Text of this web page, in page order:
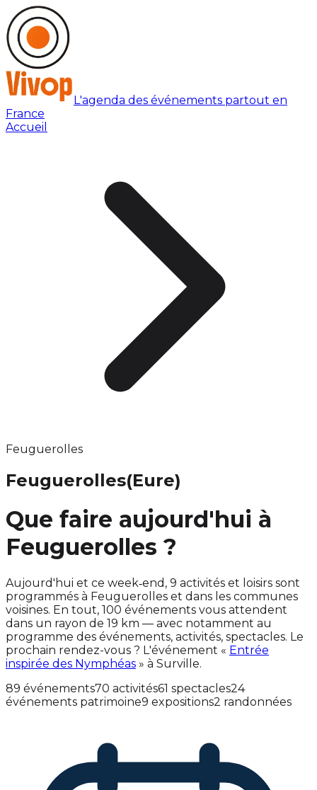
L'agenda des événements partout en
France
Accueil
Feuguerolles
Feuguerolles(Eure)
Que faire aujourd'hui à
Feuguerolles ?
Aujourd'hui et ce week‑end, 9 activités et loisirs sont
programmés à Feuguerolles et dans les communes
voisines. En tout, 100 événements vous attendent
dans un rayon de 19 km — avec notamment au
programme des événements, activités, spectacles. Le
prochain rendez-vous ? L'événement « Entrée
inspirée des Nymphéas » à Surville.
89 événements70 activités61 spectacles24
événements patrimoine9 expositions2 randonnées